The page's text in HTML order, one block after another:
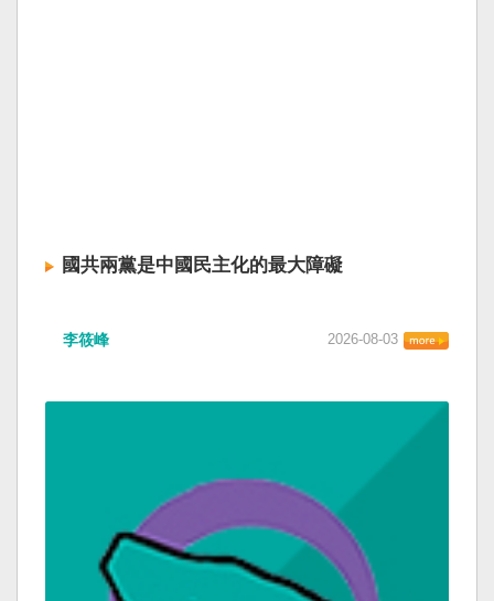
國共兩黨是中國民主化的最大障礙
李筱峰 2026-08-03